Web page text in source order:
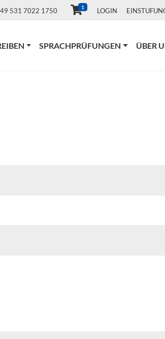
531 7022 1750 1 LOGIN
SPRACHPRÜFUNGEN ÜBER